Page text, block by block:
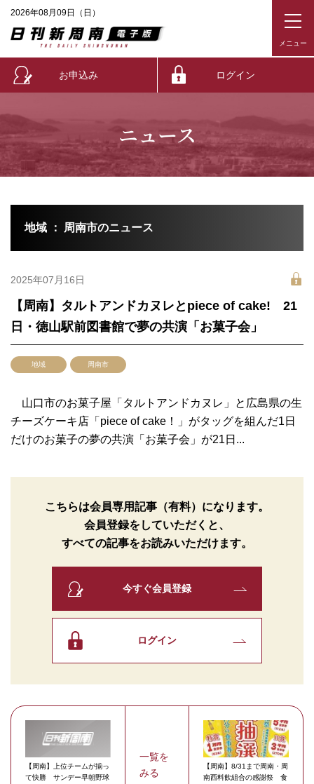
2026年08月09日（日）
お申込み ログイン
ニュース
地域 ： 周南市のニュース
2025年07月16日
【周南】タルトアンドカヌレとpiece of cake! 21
日・徳山駅前図書館で夢の共演「お菓子会」
地域 周南市
山口市のお菓子屋「タルトアンドカヌレ」と広島県の生
チーズケーキ店「piece of cake！」がタッグを組んだ1日
だけのお菓子の夢の共演「お菓子会」が21日...
こちらは会員専用記事（有料）になります。
会員登録をしていただくと、
すべての記事をお読みいただけます。
今すぐ会員登録
ログイン
【周南】上位チームが揃っ
て快勝 サンデー早朝野球
一覧を
みる
【周南】8/31まで周南・周
南西料飲組合の感謝祭 食